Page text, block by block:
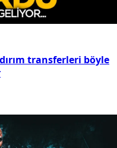
transferleri böyle